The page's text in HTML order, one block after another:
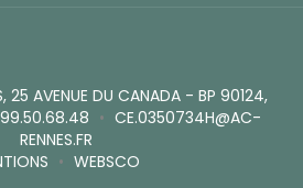
25 AVENUE DU CANADA - BP 90124,
• CE.0350734H@AC-
RENNES.FR
• WEBSCO